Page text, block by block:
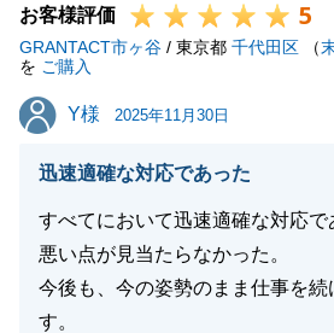
閉じる
お客様評価 5
GRANTACT市ヶ谷 / 東京都 千代田区 （
を ご購入
Y様
Y様 2025年11月30日
迅速適確な対応であった
すべてにおいて迅速適確な対応で
悪い点が見当たらなかった。
今後も、今の姿勢のまま仕事を続
す。